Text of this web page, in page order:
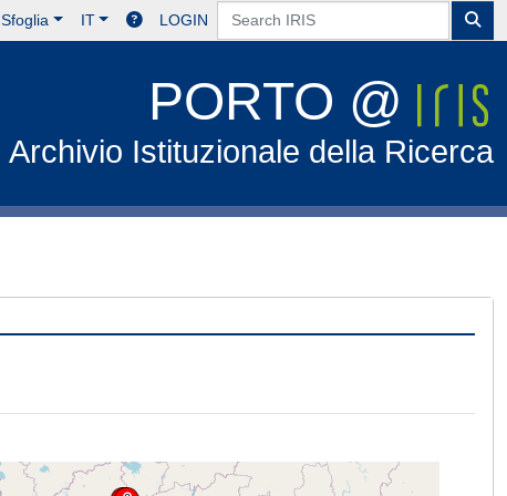
Sfoglia IT LOGIN
PORTO @
Archivio Istituzionale della Ricerca